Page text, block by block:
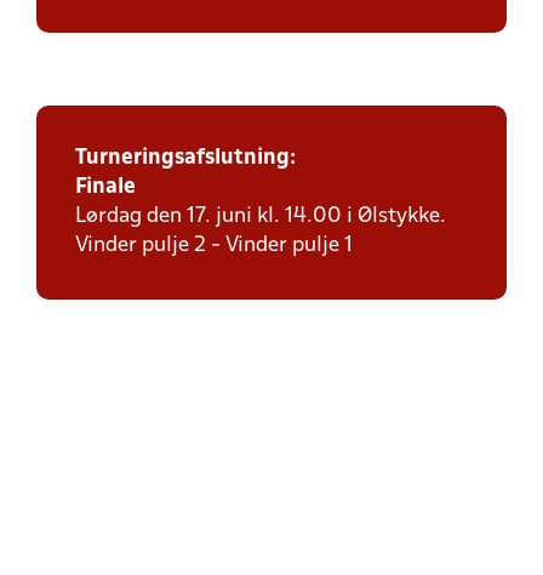
Turneringsafslutning:
Finale
Lørdag den 17. juni kl. 14.00 i Ølstykke.
Vinder pulje 2 - Vinder pulje 1